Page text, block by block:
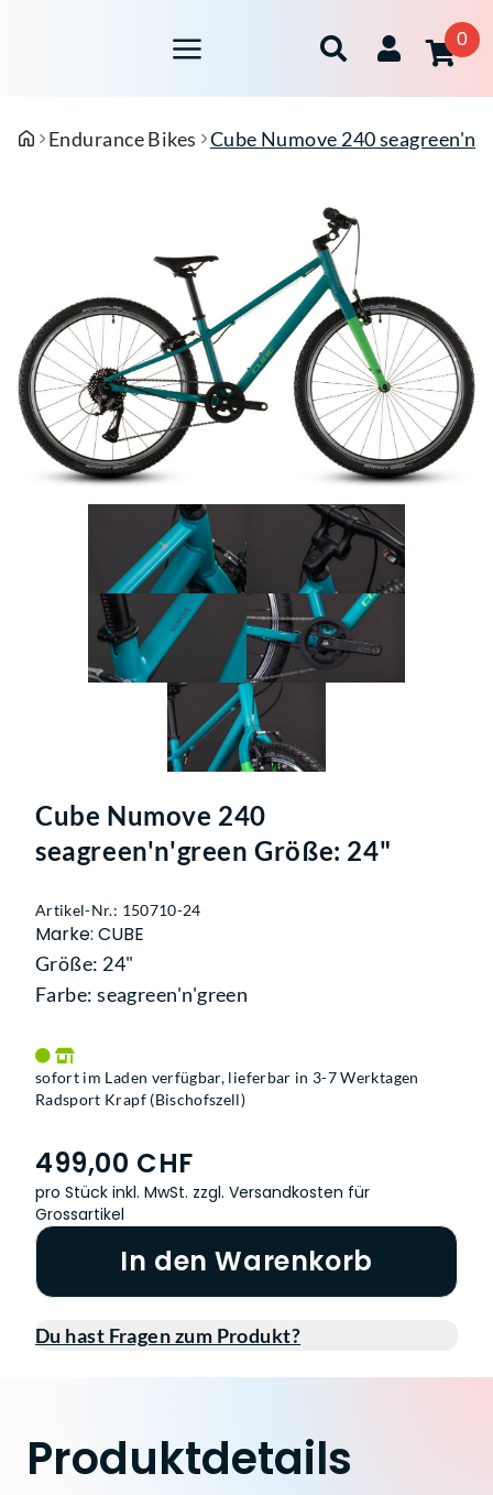
0
Endurance Bikes Cube Numove 240
Cube Numove 240
seagreen'n'green Größe: 24"
Artikel-Nr.: 150710-24
Marke: CUBE
Größe: 24"
Farbe: seagreen'n'green
sofort im Laden verfügbar, lieferbar in 3-7 Werktagen
Radsport Krapf (Bischofszell)
499,00 CHF
pro Stück inkl. MwSt. zzgl. Versandkosten für
Grossartikel
In den Warenkorb
Du hast Fragen zum Produkt?
Produktdetails